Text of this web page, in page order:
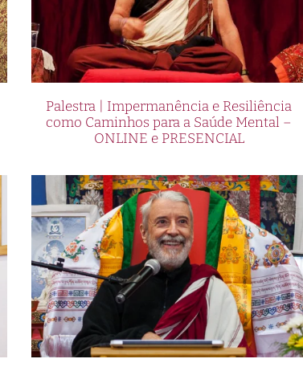
Palestra | Impermanência e Resiliência
como Caminhos para a Saúde Mental –
ONLINE e PRESENCIAL